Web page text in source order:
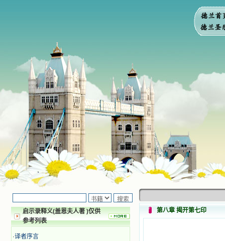
启示录释义(盖恩夫人著 )仅供
参考列表
·译者序言
第八章 揭开第七印